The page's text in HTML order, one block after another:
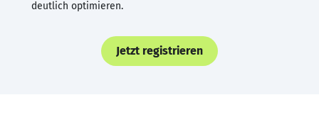
deutlich optimieren.
Jetzt registrieren